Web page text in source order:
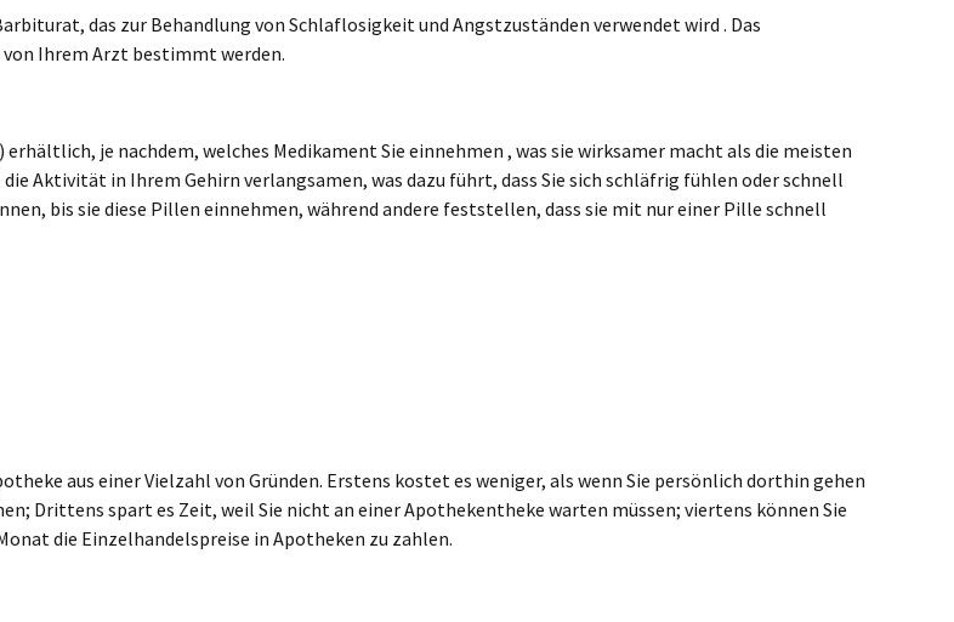
das zur Behandlung von Schlaflosigkeit und Angstzuständen verwendet wird . Das
von Ihrem Arzt bestimmt werden.
je nachdem, welches Medikament Sie einnehmen , was sie wirksamer macht als die meisten
Aktivität in Ihrem Gehirn verlangsamen, was dazu führt, dass Sie sich schläfrig fühlen oder schnell
bis sie diese Pillen einnehmen, während andere feststellen, dass sie mit nur einer Pille schnell
aus einer Vielzahl von Gründen. Erstens kostet es weniger, als wenn Sie persönlich dorthin gehen
Drittens spart es Zeit, weil Sie nicht an einer Apothekentheke warten müssen; viertens können Sie
die Einzelhandelspreise in Apotheken zu zahlen.